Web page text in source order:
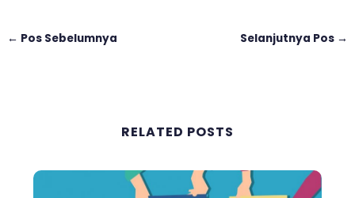
← Pos Sebelumnya Selanjutnya Pos →
RELATED POSTS